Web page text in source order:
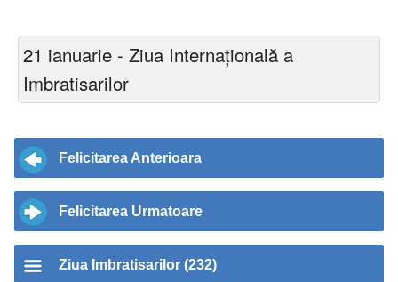
21 ianuarie - Ziua Internațională a
Imbratisarilor
Felicitarea Anterioara
Felicitarea Urmatoare
Ziua Imbratisarilor (232)